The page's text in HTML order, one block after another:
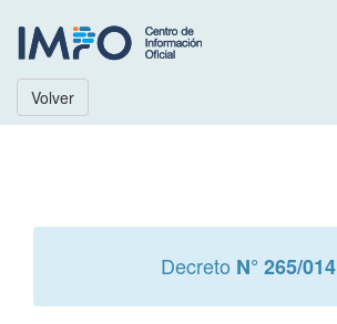
Volver
Decreto N° 265/014